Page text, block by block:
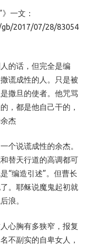
一文：
2017/07/28/83054
的话，但完全是编
谎成性的人。只是被
撒旦的使者。他咒骂
，都是他自己干的，
杰
个说谎成性的余杰。
替天行道的高调都可
“编造引述”。但曹长
。耶稣说魔鬼起初就
浪。
心胸有多狭窄，报复
不副实的自卑女人，